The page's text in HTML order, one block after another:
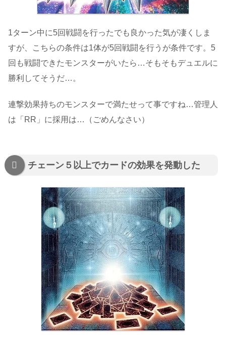
1ターン中に5回戦闘を行ったでも良かった気が凄くしま
すが、こちらの条件は1体が5回戦闘を行うが条件です。5
回も戦闘できたモンスターがいたら…そもそもデュエルに
勝利してそうだ…。
連撃効果持ちのモンスターで満たせって事ですね…管理人
は「RR」に採用は…（ごめんなさい）
チェーン５以上でカードの効果を発動した